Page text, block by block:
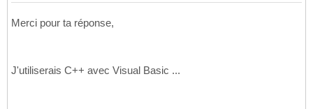
Merci pour ta réponse,
J'utiliserais C++ avec Visual Basic ...